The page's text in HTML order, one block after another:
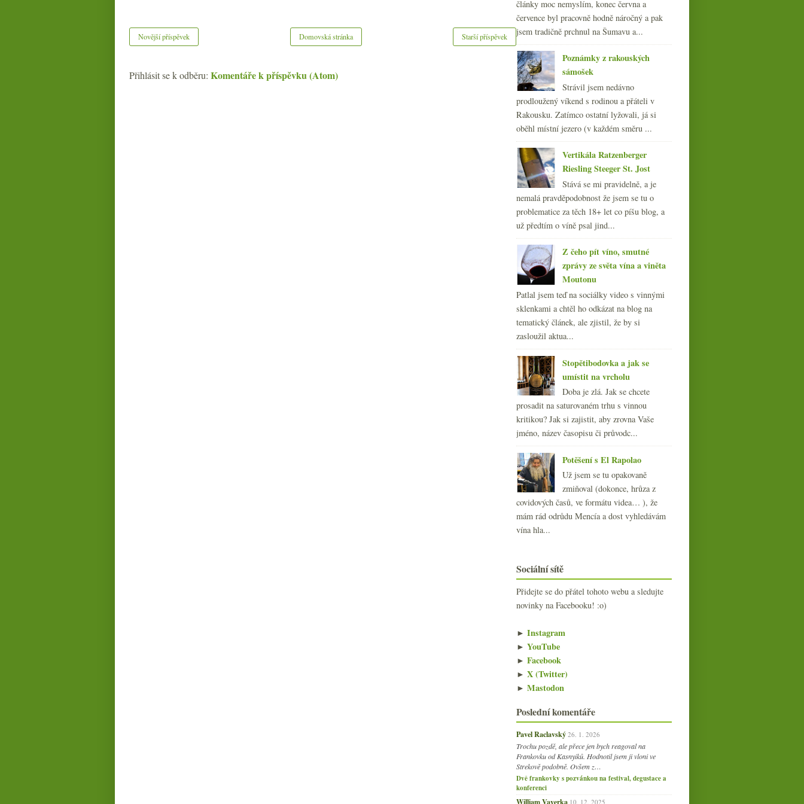
Novější příspěvek Starší příspěvek
Domovská stránka
Přihlásit se k odběru: Komentáře k příspěvku (Atom)
články moc nemyslím, konec června a
července byl pracovně hodně náročný a pak
jsem tradičně prchnul na Šumavu a...
Poznámky z rakouských
sámošek
Strávil jsem nedávno
prodloužený víkend s rodinou a přáteli v
Rakousku. Zatímco ostatní lyžovali, já si
oběhl místní jezero (v každém směru ...
Vertikála Ratzenberger
Riesling Steeger St. Jost
Stává se mi pravidelně, a je
nemalá pravděpodobnost že jsem se tu o
problematice za těch 18+ let co píšu blog, a
už předtím o víně psal jind...
Z čeho pít víno, smutné
zprávy ze světa vína a viněta
Moutonu
Patlal jsem teď na sociálky video s vinnými
sklenkami a chtěl ho odkázat na blog na
tematický článek, ale zjistil, že by si
zasloužil aktua...
Stopětibodovka a jak se
umístit na vrcholu
Doba je zlá. Jak se chcete
prosadit na saturovaném trhu s vinnou
kritikou? Jak si zajistit, aby zrovna Vaše
jméno, název časopisu či průvodc...
Potěšení s El Rapolao
Už jsem se tu opakovaně
zmiňoval (dokonce, hrůza z
covidových časů, ve formátu videa… ), že
mám rád odrůdu Mencía a dost vyhledávám
vína hla...
Sociální sítě
Přidejte se do přátel tohoto webu a sledujte
novinky na Facebooku! :o)
► Instagram
► YouTube
► Facebook
► X (Twitter)
► Mastodon
Poslední komentáře
Pavel Raclavský 26. 1. 2026
Trochu pozdě, ale přece jen bych reagoval na
Frankovku od Kasnyiků. Hodnotil jsem ji vloni ve
Strekově podobně. Ovšem z…
Dvě frankovky s pozvánkou na festival, degustace a
konferenci
William Vaverka 10. 12. 2025